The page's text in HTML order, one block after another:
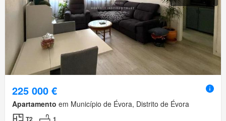
225 000 €
Apartamento em Município de Évora, Distrito de Évora
T2
1